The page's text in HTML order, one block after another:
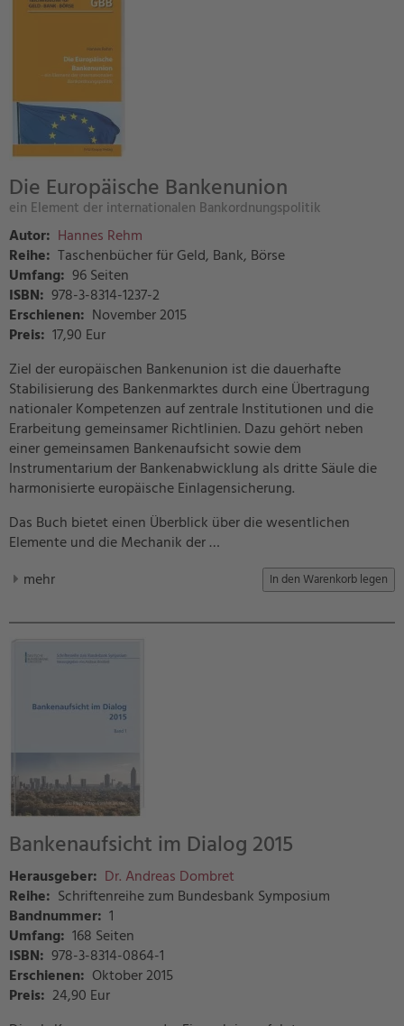
Die Europäische Bankenunion
ein Element der internationalen Bankordnungspolitik
Autor: Hannes Rehm
Reihe: Taschenbücher für Geld, Bank, Börse
Umfang: 96 Seiten
ISBN: 978-3-8314-1237-2
Erschienen: November 2015
Preis: 17,90 Eur
Ziel der europäischen Bankenunion ist die dauerhafte
Stabilisierung des Bankenmarktes durch eine Übertragung
nationaler Kompetenzen auf zentrale Institutionen und die
Erarbeitung gemeinsamer Richtlinien. Dazu gehört neben
einer gemeinsamen Bankenaufsicht sowie dem
Instrumentarium der Bankenabwicklung als dritte Säule die
harmonisierte europäische Einlagensicherung.
Das Buch bietet einen Überblick über die wesentlichen
Elemente und die Mechanik der …
mehr
Bankenaufsicht im Dialog 2015
Herausgeber: Dr. Andreas Dombret
Reihe: Schriftenreihe zum Bundesbank Symposium
Bandnummer: 1
Umfang: 168 Seiten
ISBN: 978-3-8314-0864-1
Erschienen: Oktober 2015
Preis: 24,90 Eur